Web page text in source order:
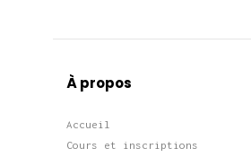
À propos
Accueil
Cours et inscriptions